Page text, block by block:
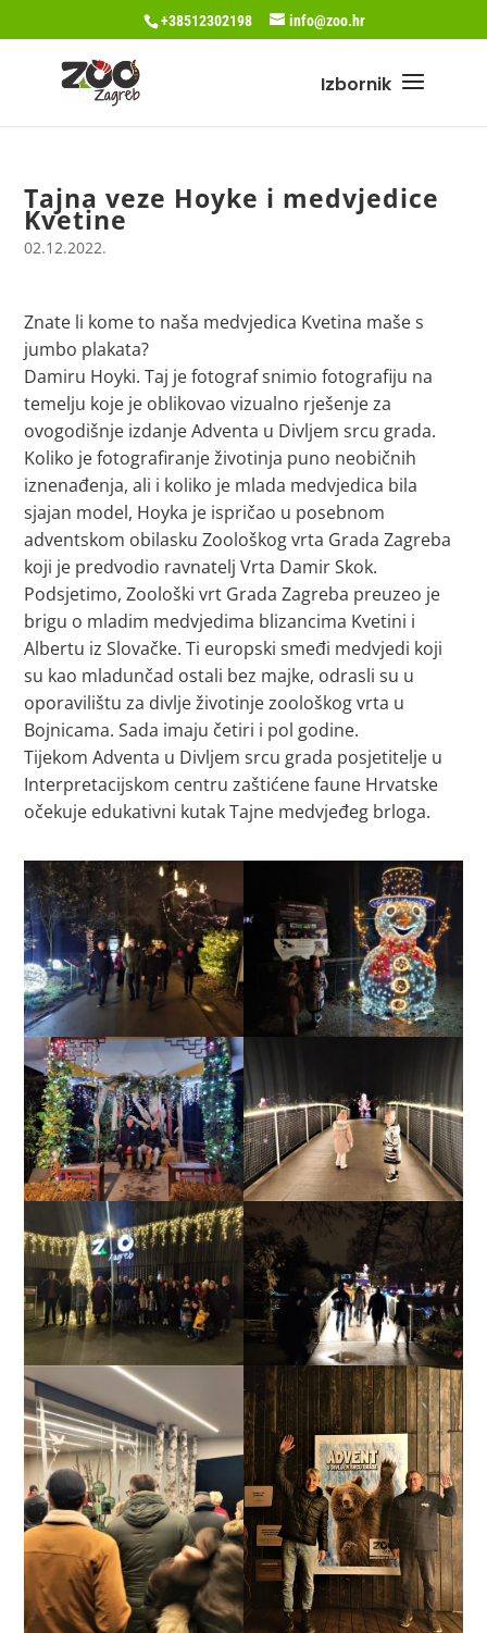
+38512302198 info@zoo.hr
Tajna veze Hoyke i medvjedice
Kvetine
02.12.2022.
Znate li kome to naša medvjedica Kvetina maše s
jumbo plakata?
Damiru Hoyki. Taj je fotograf snimio fotografiju na
temelju koje je oblikovao vizualno rješenje za
ovogodišnje izdanje Adventa u Divljem srcu grada.
Koliko je fotografiranje životinja puno neobičnih
iznenađenja, ali i koliko je mlada medvjedica bila
sjajan model, Hoyka je ispričao u posebnom
adventskom obilasku Zoološkog vrta Grada Zagreba
koji je predvodio ravnatelj Vrta Damir Skok.
Podsjetimo, Zoološki vrt Grada Zagreba preuzeo je
brigu o mladim medvjedima blizancima Kvetini i
Albertu iz Slovačke. Ti europski smeđi medvjedi koji
su kao mladunčad ostali bez majke, odrasli su u
oporavilištu za divlje životinje zoološkog vrta u
Bojnicama. Sada imaju četiri i pol godine.
Tijekom Adventa u Divljem srcu grada posjetitelje u
Interpretacijskom centru zaštićene faune Hrvatske
očekuje edukativni kutak Tajne medvjeđeg brloga.